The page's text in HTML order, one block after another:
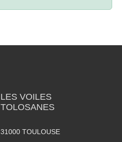
LES VOILES
TOLOSANES
31000 TOULOUSE